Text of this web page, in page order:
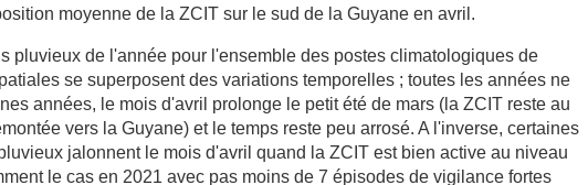
moyenne de la ZCIT sur le sud de la Guyane en avril.
pluvieux de l'année pour l'ensemble des postes climatologiques de
se superposent des variations temporelles ; toutes les années ne
années, le mois d'avril prolonge le petit été de mars (la ZCIT reste au
vers la Guyane) et le temps reste peu arrosé. A l'inverse, certaines
jalonnent le mois d'avril quand la ZCIT est bien active au niveau
le cas en 2021 avec pas moins de 7 épisodes de vigilance fortes